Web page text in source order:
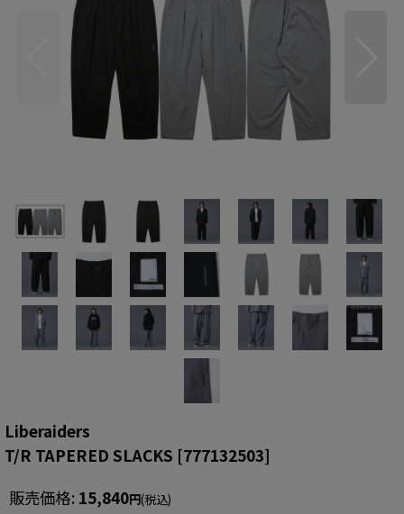
Liberaiders
T/R TAPERED SLACKS [777132503]
販売価格: 15,840円(税込)